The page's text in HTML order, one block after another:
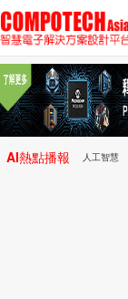
AI熱點播報 人工智慧